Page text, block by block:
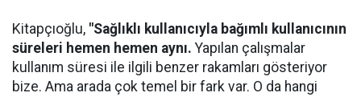
Kitapçıoğlu, "Sağlıklı kullanıcıyla bağımlı kullanıcının
süreleri hemen hemen aynı. Yapılan çalışmalar
kullanım süresi ile ilgili benzer rakamları gösteriyor
bize. Ama arada çok temel bir fark var. O da hangi